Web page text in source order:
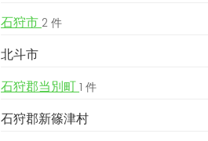
石狩市 2 件
北斗市
石狩郡当別町 1 件
石狩郡新篠津村